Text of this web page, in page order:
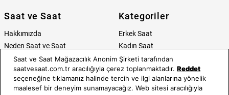
Saat ve Saat
Hakkımızda
Neden Saat ve Saat
Mağazalar
Kurumsal Satış
Mağazada Teknik Servis
Kategoriler
Erkek Saat
Kadın Saat
Tüm Ürünler
Takı & Aksesuar
Kampanyalar
Saat ve Saat Mağazacılık Anonim Şirketi tarafından
saatvesaat.com.tr aracılığıyla çerez toplanmaktadır. Reddet
seçeneğine tıklamanız halinde tercih ve ilgi alanlarına yönelik
maalesef bir deneyim sunamayacağız. Web sitesi aracılığıyla